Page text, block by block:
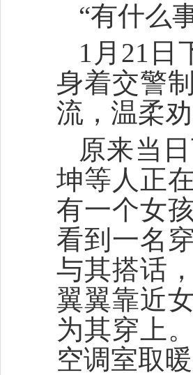
“有什么
1月21日
身着交警
流，温柔劝
原来当
坤等人正
有一个女
看到一名
与其搭话
翼翼靠近
为其穿上
空调室取